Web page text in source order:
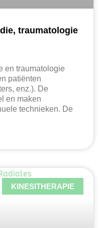
traumatologie
en traumatologie
patiënten
enz.). De
en maken
technieken. De
KINESITHERAPIE